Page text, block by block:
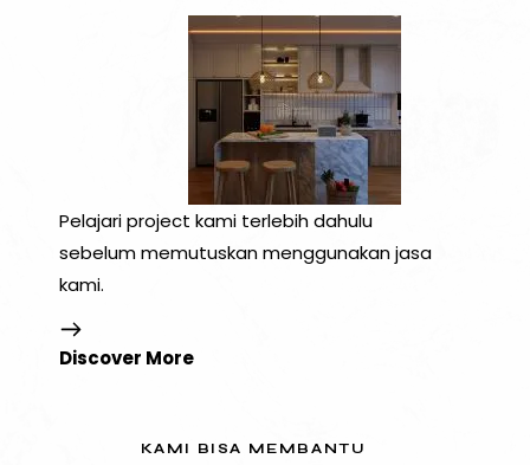
Pelajari project kami terlebih dahulu
sebelum memutuskan menggunakan jasa
kami.
Discover More
KAMI BISA MEMBANTU